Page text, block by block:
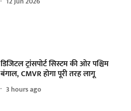
डिजिटल ट्रांसपोर्ट सिस्टम की ओर पश्चिम
बंगाल, CMVR होगा पूरी तरह लागू
3 hours ago